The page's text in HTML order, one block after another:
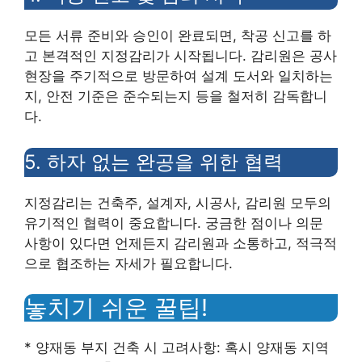
모든 서류 준비와 승인이 완료되면, 착공 신고를 하
고 본격적인 지정감리가 시작됩니다. 감리원은 공사
현장을 주기적으로 방문하여 설계 도서와 일치하는
지, 안전 기준은 준수되는지 등을 철저히 감독합니
다.
5. 하자 없는 완공을 위한 협력
지정감리는 건축주, 설계자, 시공사, 감리원 모두의
유기적인 협력이 중요합니다. 궁금한 점이나 의문
사항이 있다면 언제든지 감리원과 소통하고, 적극적
으로 협조하는 자세가 필요합니다.
놓치기 쉬운 꿀팁!
* 양재동 부지 건축 시 고려사항: 혹시 양재동 지역